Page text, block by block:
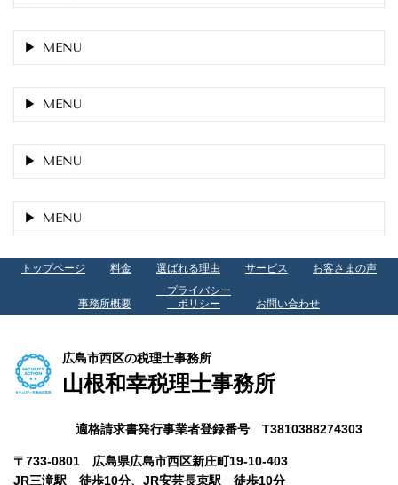
MENU
MENU
MENU
MENU
トップページ 料金 選ばれる理由 サービス お客さまの声
事務所概要
プライバシー
ポリシー
お問い合わせ
広島市西区の税理士事務所
山根和幸税理士事務所
適格請求書発行事業者登録番号 T3810388274303
〒733-0801 広島県広島市西区新庄町19-10-403
JR三滝駅 徒歩10分、 JR安芸長束駅 徒歩10分